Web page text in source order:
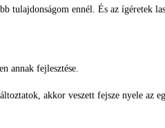
tulajdonságom ennél. És az ígéretek
annak fejlesztése.
akkor veszett fejsze nyele az